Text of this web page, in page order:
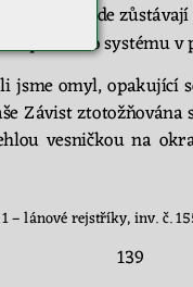
139
a zde zůstávají
správního systému v
jsme omyl, opakující
Závist ztotožňována
vesničkou na
1 – lánové rejstříky, inv. č.